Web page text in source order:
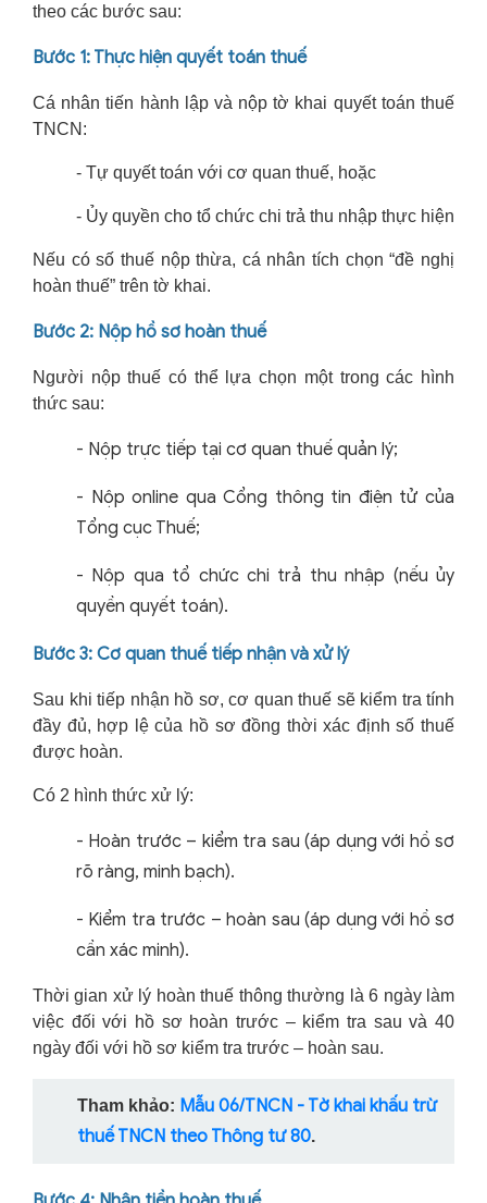
theo các bước sau:
Bước 1: Thực hiện quyết toán thuế
Cá nhân tiến hành lập và nộp tờ khai quyết toán thuế
TNCN:
- Tự quyết toán với cơ quan thuế, hoặc
- Ủy quyền cho tổ chức chi trả thu nhập thực hiện
Nếu có số thuế nộp thừa, cá nhân tích chọn “đề nghị
hoàn thuế” trên tờ khai.
Bước 2: Nộp hồ sơ hoàn thuế
Người nộp thuế có thể lựa chọn một trong các hình
thức sau:
- Nộp trực tiếp tại cơ quan thuế quản lý;
- Nộp online qua Cổng thông tin điện tử của
Tổng cục Thuế;
- Nộp qua tổ chức chi trả thu nhập (nếu ủy
quyền quyết toán).
Bước 3: Cơ quan thuế tiếp nhận và xử lý
Sau khi tiếp nhận hồ sơ, cơ quan thuế sẽ kiểm tra tính
đầy đủ, hợp lệ của hồ sơ đồng thời xác định số thuế
được hoàn.
Có 2 hình thức xử lý:
- Hoàn trước – kiểm tra sau (áp dụng với hồ sơ
rõ ràng, minh bạch).
- Kiểm tra trước – hoàn sau (áp dụng với hồ sơ
cần xác minh).
Thời gian xử lý hoàn thuế thông thường là 6 ngày làm
việc đối với hồ sơ hoàn trước – kiểm tra sau và 40
ngày đối với hồ sơ kiểm tra trước – hoàn sau.
Tham khảo: Mẫu 06/TNCN - Tờ khai khấu trừ
thuế TNCN theo Thông tư 80.